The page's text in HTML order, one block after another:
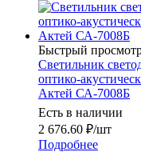
Быстрый
Светильник
оптико-
Актей СА-7008Б
Есть в наличии
2 676.60 ₽/шт
Подробнее